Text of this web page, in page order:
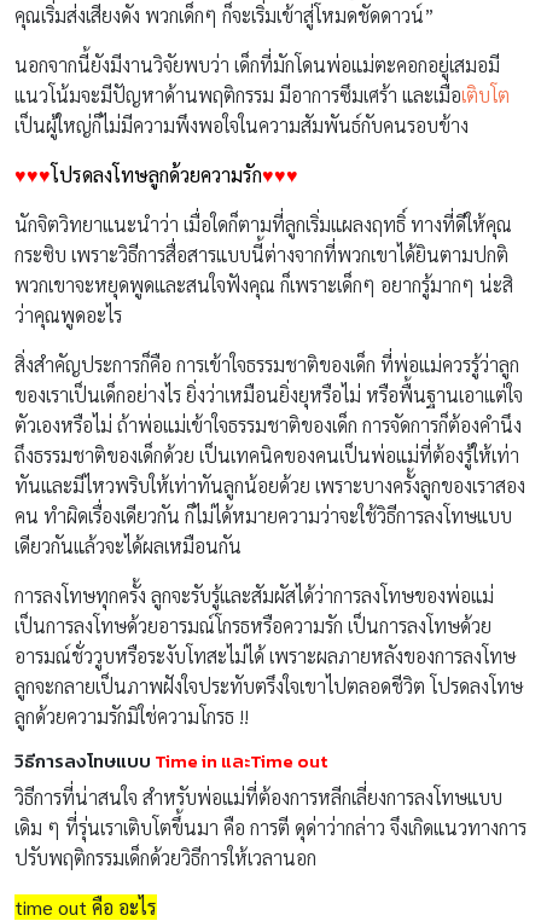
คุณเริ่มส่งเสียงดัง พวกเด็กๆ ก็จะเริ่มเข้าสู่โหมดชัดดาวน์”
นอกจากนี้ยังมีงานวิจัยพบว่า เด็กที่มักโดนพ่อแม่ตะคอกอยู่เสมอมี
แนวโน้มจะมีปัญหาด้านพฤติกรรม มีอาการซึมเศร้า และเมื่อเติบโต
เป็นผู้ใหญ่ก็ไม่มีความพึงพอใจในความสัมพันธ์กับคนรอบข้าง
♥♥♥โปรดลงโทษลูกด้วยความรัก♥♥♥
นักจิตวิทยาแนะนำว่า เมื่อใดก็ตามที่ลูกเริ่มแผลงฤทธิ์ ทางที่ดีให้คุณ
กระซิบ เพราะวิธีการสื่อสารแบบนี้ต่างจากที่พวกเขาได้ยินตามปกติ
พวกเขาจะหยุดพูดและสนใจฟังคุณ ก็เพราะเด็กๆ อยากรู้มากๆ น่ะสิ
ว่าคุณพูดอะไร
สิ่งสำคัญประการก็คือ การเข้าใจธรรมชาติของเด็ก ที่พ่อแม่ควรรู้ว่าลูก
ของเราเป็นเด็กอย่างไร ยิ่งว่าเหมือนยิ่งยุหรือไม่ หรือพื้นฐานเอาแต่ใจ
ตัวเองหรือไม่ ถ้าพ่อแม่เข้าใจธรรมชาติของเด็ก การจัดการก็ต้องคำนึง
ถึงธรรมชาติของเด็กด้วย เป็นเทคนิคของคนเป็นพ่อแม่ที่ต้องรู้ให้เท่า
ทันและมีไหวพริบให้เท่าทันลูกน้อยด้วย เพราะบางครั้งลูกของเราสอง
คน ทำผิดเรื่องเดียวกัน ก็ไม่ได้หมายความว่าจะใช้วิธีการลงโทษแบบ
เดียวกันแล้วจะได้ผลเหมือนกัน
การลงโทษทุกครั้ง ลูกจะรับรู้และสัมผัสได้ว่าการลงโทษของพ่อแม่
เป็นการลงโทษด้วยอารมณ์โกรธหรือความรัก เป็นการลงโทษด้วย
อารมณ์ชั่ววูบหรือระงับโทสะไม่ได้ เพราะผลภายหลังของการลงโทษ
ลูกจะกลายเป็นภาพฝังใจประทับตรึงใจเขาไปตลอดชีวิต โปรดลงโทษ
ลูกด้วยความรักมิใช่ความโกรธ !!
วิธีการลงโทษแบบ Time in และTime out
วิธีการที่น่าสนใจ สำหรับพ่อแม่ที่ต้องการหลีกเลี่ยงการลงโทษแบบ
เดิม ๆ ที่รุ่นเราเติบโตขึ้นมา คือ การตี ดุด่าว่ากล่าว จึงเกิดแนวทางการ
ปรับพฤติกรรมเด็กด้วยวิธีการให้เวลานอก
time out คือ อะไร